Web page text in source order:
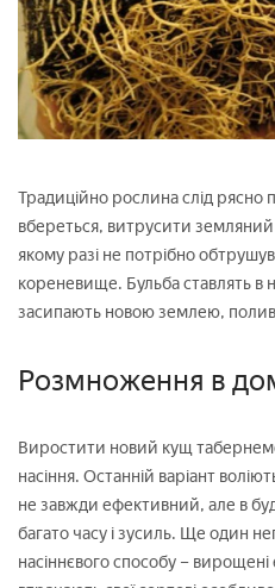
Традиційно рослина слід рясно
вбереться, витрусити
якому разі не потрібно
кореневище. Бульба ставлять в
засипають новою землею,
Розмноження в
Виростити новий кущ
насіння. Останній варіант
не завжди ефективний, але в
багато часу і зусиль. Ще один
насіннєвого способу –